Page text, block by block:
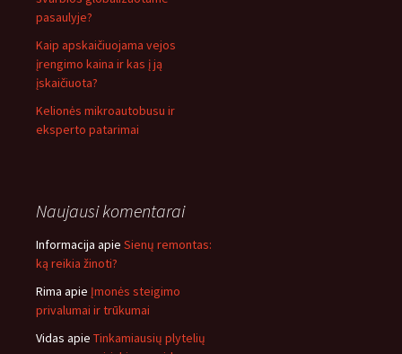
pasaulyje?
Kaip apskaičiuojama vejos
įrengimo kaina ir kas į ją
įskaičiuota?
Kelionės mikroautobusu ir
eksperto patarimai
Naujausi komentarai
Informacija apie Sienų remontas:
ką reikia žinoti?
Rima apie Įmonės steigimo
privalumai ir trūkumai
Vidas apie Tinkamiausių plytelių